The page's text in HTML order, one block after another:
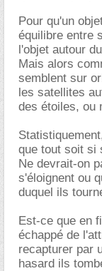
Pour qu'un
équilibre entre
l'objet autour
Mais alors
semblent sur
les satellites
des étoiles, ou
que tout soit si
Ne devrait-on
s'éloignent ou
duquel ils
Est-ce que en
échappé de
recapturer par
hasard ils